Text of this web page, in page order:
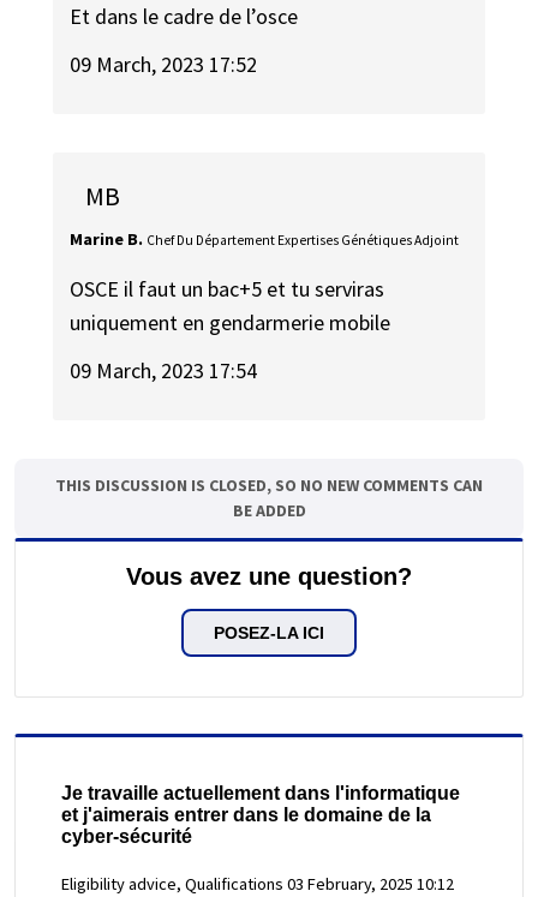
Et dans le cadre de l’osce
09 March, 2023 17:52
MB
Marine B. Chef Du Département Expertises Génétiques Adjoint
OSCE il faut un bac+5 et tu serviras
uniquement en gendarmerie mobile
09 March, 2023 17:54
THIS DISCUSSION IS CLOSED, SO NO NEW COMMENTS CAN
BE ADDED
Vous avez une question?
POSEZ-LA ICI
Je travaille actuellement dans l'informatique
et j'aimerais entrer dans le domaine de la
cyber-sécurité
Eligibility advice, Qualifications 03 February, 2025 10:12